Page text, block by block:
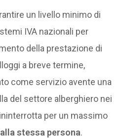
un livello minimo di
IVA nazionali per
della prestazione di
a breve termine,
come servizio avente una
del settore alberghiero nei
per un massimo
stessa persona.